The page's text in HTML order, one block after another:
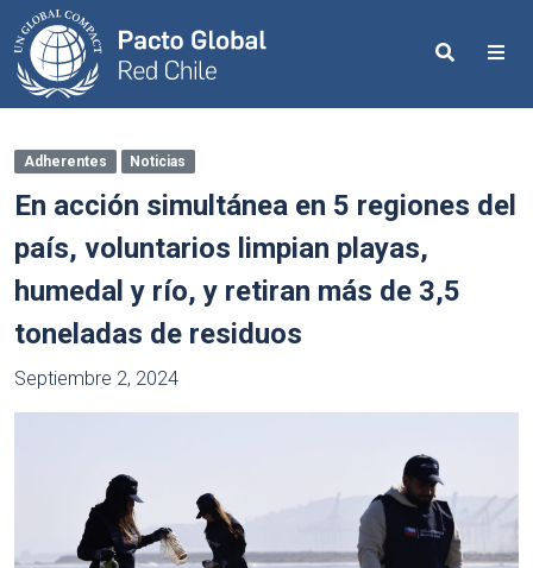
Search
Adherentes Noticias
En acción simultánea en 5 regiones del
país, voluntarios limpian playas,
humedal y río, y retiran más de 3,5
toneladas de residuos
Septiembre 2, 2024